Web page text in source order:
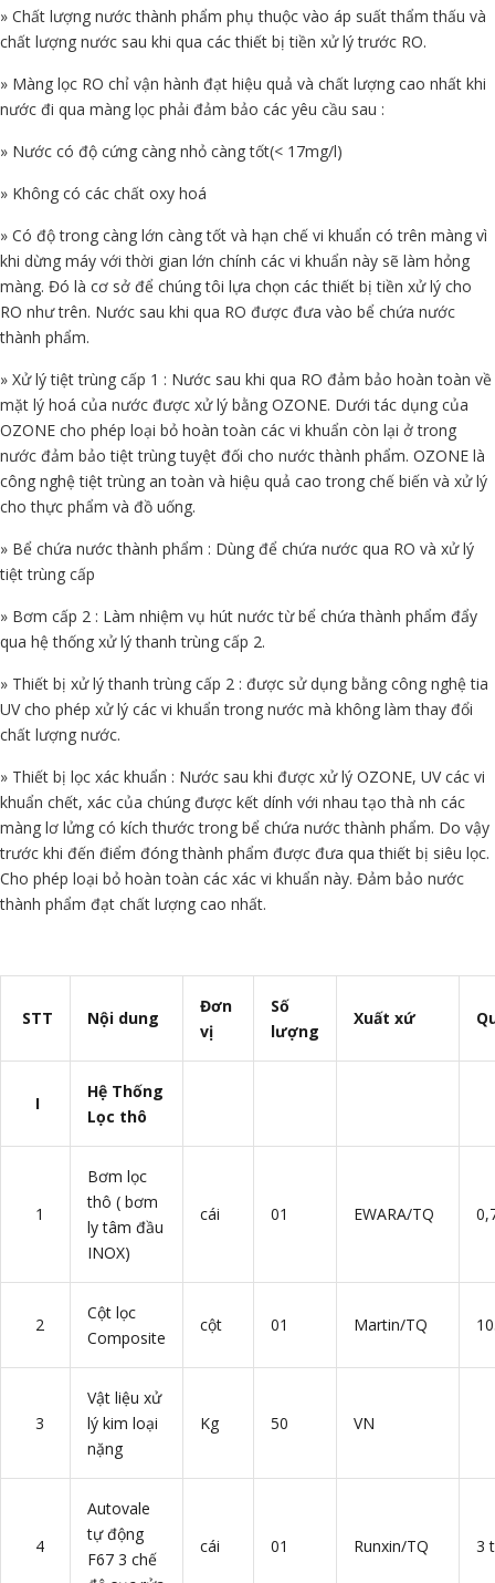
» Chất lượng nước thành phẩm phụ thuộc vào áp suất thẩm thấu và
chất lượng nước sau khi qua các thiết bị tiền xử lý trước RO.
» Màng lọc RO chỉ vận hành đạt hiệu quả và chất lượng cao nhất khi
nước đi qua màng lọc phải đảm bảo các yêu cầu sau :
» Nước có độ cứng càng nhỏ càng tốt(< 17mg/l)
» Không có các chất oxy hoá
» Có độ trong càng lớn càng tốt và hạn chế vi khuẩn có trên màng vì
khi dừng máy với thời gian lớn chính các vi khuẩn này sẽ làm hỏng
màng. Đó là cơ sở để chúng tôi lựa chọn các thiết bị tiền xử lý cho
RO như trên. Nước sau khi qua RO được đưa vào bể chứa nước
thành phẩm.
» Xử lý tiệt trùng cấp 1 : Nước sau khi qua RO đảm bảo hoàn toàn về
mặt lý hoá của nước được xử lý bằng OZONE. Dưới tác dụng của
OZONE cho phép loại bỏ hoàn toàn các vi khuẩn còn lại ở trong
nước đảm bảo tiệt trùng tuyệt đối cho nước thành phẩm. OZONE là
công nghệ tiệt trùng an toàn và hiệu quả cao trong chế biến và xử lý
cho thực phẩm và đồ uống.
» Bể chứa nước thành phẩm : Dùng để chứa nước qua RO và xử lý
tiệt trùng cấp
» Bơm cấp 2 : Làm nhiệm vụ hút nước từ bể chứa thành phẩm đẩy
qua hệ thống xử lý thanh trùng cấp 2.
» Thiết bị xử lý thanh trùng cấp 2 : được sử dụng bằng công nghệ tia
UV cho phép xử lý các vi khuẩn trong nước mà không làm thay đổi
chất lượng nước.
» Thiết bị lọc xác khuẩn : Nước sau khi được xử lý OZONE, UV các vi
khuẩn chết, xác của chúng được kết dính với nhau tạo thà nh các
màng lơ lửng có kích thước trong bể chứa nước thành phẩm. Do vậy
trước khi đến điểm đóng thành phẩm được đưa qua thiết bị siêu lọc.
Cho phép loại bỏ hoàn toàn các xác vi khuẩn này. Đảm bảo nước
thành phẩm đạt chất lượng cao nhất.
STT Nội dung
Đơn
vị
Số
lượng
Xuất xứ
I
Hệ Thống
Lọc thô
1
Bơm lọc
thô ( bơm
ly tâm đầu
INOX)
cái 01 EWARA/TQ
2
Cột lọc
Composite
cột 01 Martin/TQ
3
Vật liệu xử
lý kim loại
nặng
Kg 50 VN
4
Autovale
tự động
F67 3 chế
cái 01 Runxin/TQ 3